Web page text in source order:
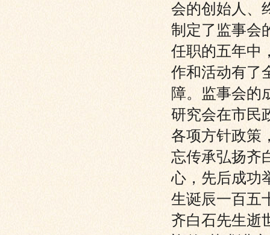
会的创始人、
制定了监事会
任职的五年中
作和活动有了
障。监事会的
研究会在市民
各项方针政策
忘传承弘扬齐
心，先后成功
生诞辰一百五
齐白石先生逝